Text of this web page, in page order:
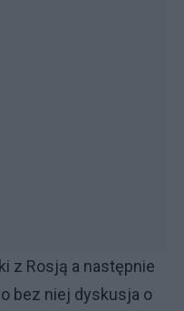
z Rosją a następnie
bez niej dyskusja o